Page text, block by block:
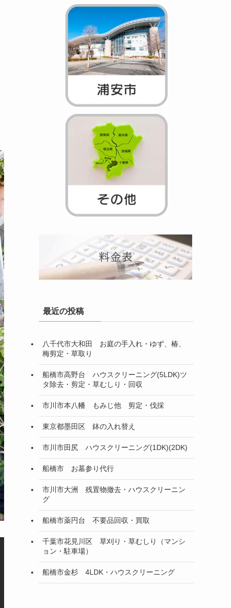
最近の投稿
八千代市大和田 お庭の手入れ・ゆず、椿、
梅剪定・草取り
船橋市高野台 ハウスクリーニング(5LDK)ツ
タ除去・剪定・草むしり・回収
市川市本八幡 もみじ他 剪定・伐採
東京都墨田区 鉢の入れ替え
市川市田尻 ハウスクリーニング(1DK)(2DK)
船橋市 お墓参り代行
市川市大洲 残置物撤去・ハウスクリーニン
グ
船橋市薬円台 不要品回収・買取
千葉市花見川区 草刈り・草むしり（マンシ
ョン・駐車場）
船橋市金杉 4LDK・ハウスクリーニング